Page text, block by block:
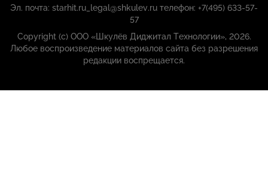
Эл. почта: starhit.ru_legal@shkulev.ru телефон: +7(495) 633-57-
57
Copyright (с) ООО «Шкулёв Диджитал Технологии», 2026.
Любое воспроизведение материалов сайта без разрешения
редакции воспрещается.